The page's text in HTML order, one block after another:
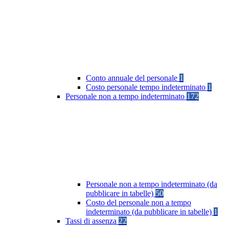
Conto annuale del personale 1
Costo personale tempo indeterminato 1
Personale non a tempo indeterminato 172
Personale non a tempo indeterminato (da
pubblicare in tabelle) 50
Costo del personale non a tempo
indeterminato (da pubblicare in tabelle) 1
Tassi di assenza 22